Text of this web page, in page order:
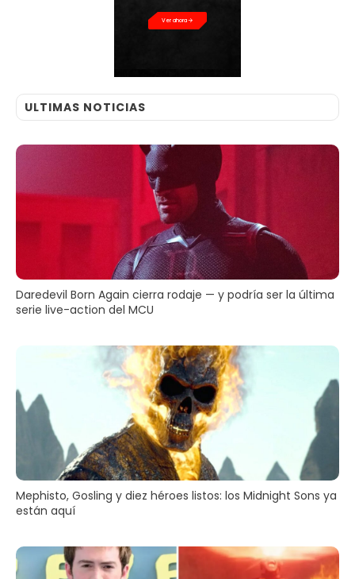
PRECIO
ULTIMAS NOTICIAS
Daredevil Born Again cierra rodaje — y podría ser la última
serie live-action del MCU
Mephisto, Gosling y diez héroes listos: los Midnight Sons ya
están aquí